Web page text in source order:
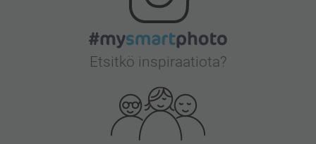
Etsitkö inspiraatiota?